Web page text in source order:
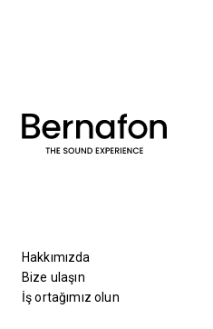
Hakkımızda
Bize ulaşın
İş ortağımız olun